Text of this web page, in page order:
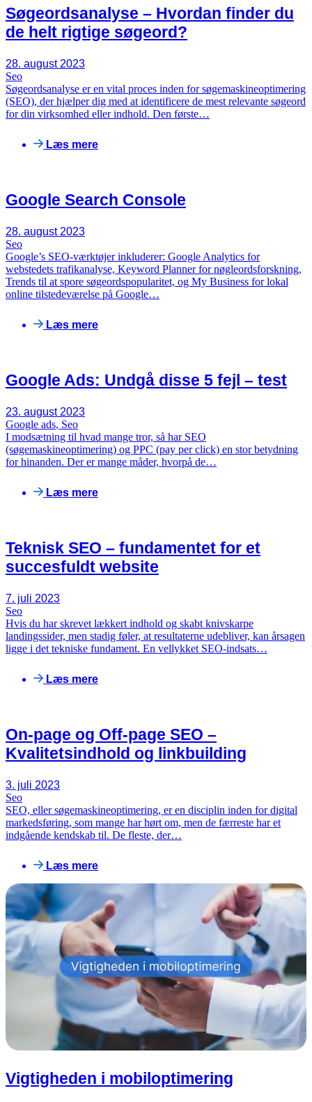
Søgeordsanalyse – Hvordan finder du
de helt rigtige søgeord?
28. august 2023
Seo
Søgeordsanalyse er en vital proces inden for søgemaskineoptimering
(SEO), der hjælper dig med at identificere de mest relevante søgeord
for din virksomhed eller indhold. Den første…
Læs mere
Google Search Console
28. august 2023
Seo
Google’s SEO-værktøjer inkluderer: Google Analytics for
webstedets trafikanalyse, Keyword Planner for nøgleordsforskning,
Trends til at spore søgeordspopularitet, og My Business for lokal
online tilstedeværelse på Google…
Læs mere
Google Ads: Undgå disse 5 fejl – test
23. august 2023
Google ads, Seo
I modsætning til hvad mange tror, så har SEO
(søgemaskineoptimering) og PPC (pay per click) en stor betydning
for hinanden. Der er mange måder, hvorpå de…
Læs mere
Teknisk SEO – fundamentet for et
succesfuldt website
7. juli 2023
Seo
Hvis du har skrevet lækkert indhold og skabt knivskarpe
landingssider, men stadig føler, at resultaterne udebliver, kan årsagen
ligge i det tekniske fundament. En vellykket SEO-indsats…
Læs mere
On-page og Off-page SEO –
Kvalitetsindhold og linkbuilding
3. juli 2023
Seo
SEO, eller søgemaskineoptimering, er en disciplin inden for digital
markedsføring, som mange har hørt om, men de færreste har et
indgående kendskab til. De fleste, der…
Læs mere
Vigtigheden i mobiloptimering